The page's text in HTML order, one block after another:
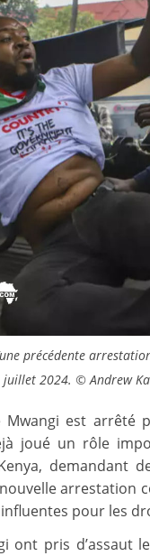
précédente
juillet 2024. © Andrew
Mwangi est
joué un rôle
demandant
arrestation
pour les
ont pris d’assaut